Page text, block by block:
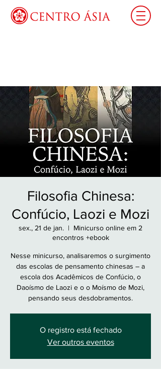
Filosofia Chinesa:
Confúcio, Laozi e Mozi
sex., 21 de jan.
  |
Minicurso online em 2
encontros +ebook
Nesse minicurso, analisaremos o surgimento
das escolas de pensamento chinesas – a
escola dos Acadêmicos de Confúcio, o
Daoísmo de Laozi e o o Moísmo de Mozi,
pensando seus desdobramentos.
O registro está fechado
Ver outros eventos